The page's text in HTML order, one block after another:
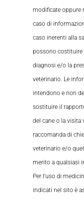
modificate oppure
caso di
caso inerenti alla
possono
diagnosi e/o la
veterinario. Le
intendono e non
sostituire il
del cane o la visita
raccomanda di
veterinario e/o
merito a qualsiasi
Per l’uso di
indicati nel sito è